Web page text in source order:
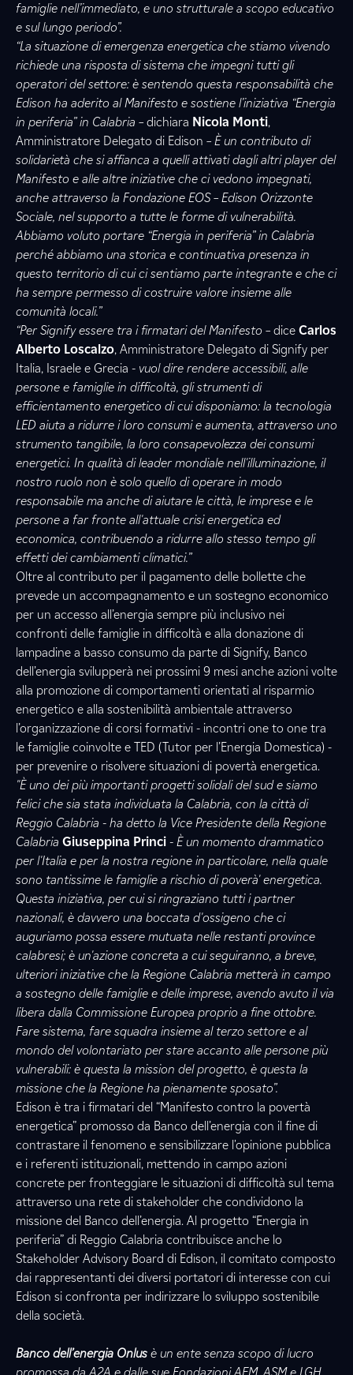
famiglie nell’immediato, e uno strutturale a scopo educativo
e sul lungo periodo”.
“La situazione di emergenza energetica che stiamo vivendo
richiede una risposta di sistema che impegni tutti gli
operatori del settore: è sentendo questa responsabilità che
Edison ha aderito al Manifesto e sostiene l’iniziativa “Energia
in periferia” in Calabria – dichiara Nicola Monti,
Amministratore Delegato di Edison – È un contributo di
solidarietà che si affianca a quelli attivati dagli altri player del
Manifesto e alle altre iniziative che ci vedono impegnati,
anche attraverso la Fondazione EOS – Edison Orizzonte
Sociale, nel supporto a tutte le forme di vulnerabilità.
Abbiamo voluto portare “Energia in periferia” in Calabria
perché abbiamo una storica e continuativa presenza in
questo territorio di cui ci sentiamo parte integrante e che ci
ha sempre permesso di costruire valore insieme alle
comunità locali.”
“Per Signify essere tra i firmatari del Manifesto – dice Carlos
Alberto Loscalzo, Amministratore Delegato di Signify per
Italia, Israele e Grecia - vuol dire rendere accessibili, alle
persone e famiglie in difficoltà, gli strumenti di
efficientamento energetico di cui disponiamo: la tecnologia
LED aiuta a ridurre i loro consumi e aumenta, attraverso uno
strumento tangibile, la loro consapevolezza dei consumi
energetici. In qualità di leader mondiale nell'illuminazione, il
nostro ruolo non è solo quello di operare in modo
responsabile ma anche di aiutare le città, le imprese e le
persone a far fronte all'attuale crisi energetica ed
economica, contribuendo a ridurre allo stesso tempo gli
effetti dei cambiamenti climatici.”
Oltre al contributo per il pagamento delle bollette che
prevede un accompagnamento e un sostegno economico
per un accesso all’energia sempre più inclusivo nei
confronti delle famiglie in difficoltà e alla donazione di
lampadine a basso consumo da parte di Signify, Banco
dell’energia svilupperà nei prossimi 9 mesi anche azioni volte
alla promozione di comportamenti orientati al risparmio
energetico e alla sostenibilità ambientale attraverso
l’organizzazione di corsi formativi - incontri one to one tra
le famiglie coinvolte e TED (Tutor per l’Energia Domestica) -
per prevenire o risolvere situazioni di povertà energetica.
"È uno dei più importanti progetti solidali del sud e siamo
felici che sia stata individuata la Calabria, con la città di
Reggio Calabria - ha detto la Vice Presidente della Regione
Calabria Giuseppina Princi - È un momento drammatico
per l'Italia e per la nostra regione in particolare, nella quale
sono tantissime le famiglie a rischio di poverà' energetica.
Questa iniziativa, per cui si ringraziano tutti i partner
nazionali, è davvero una boccata d'ossigeno che ci
auguriamo possa essere mutuata nelle restanti province
calabresi; è un'azione concreta a cui seguiranno, a breve,
ulteriori iniziative che la Regione Calabria metterà in campo
a sostegno delle famiglie e delle imprese, avendo avuto il via
libera dalla Commissione Europea proprio a fine ottobre.
Fare sistema, fare squadra insieme al terzo settore e al
mondo del volontariato per stare accanto alle persone più
vulnerabili: è questa la mission del progetto, è questa la
missione che la Regione ha pienamente sposato”.
Edison è tra i firmatari del “Manifesto contro la povertà
energetica” promosso da Banco dell’energia con il fine di
contrastare il fenomeno e sensibilizzare l'opinione pubblica
e i referenti istituzionali, mettendo in campo azioni
concrete per fronteggiare le situazioni di difficoltà sul tema
attraverso una rete di stakeholder che condividono la
missione del Banco dell’energia. Al progetto “Energia in
periferia” di Reggio Calabria contribuisce anche lo
Stakeholder Advisory Board di Edison, il comitato composto
dai rappresentanti dei diversi portatori di interesse con cui
Edison si confronta per indirizzare lo sviluppo sostenibile
della società.
Banco dell’energia Onlus è un ente senza scopo di lucro